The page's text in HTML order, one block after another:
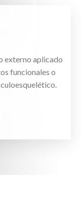
externo aplicado
funcionales o